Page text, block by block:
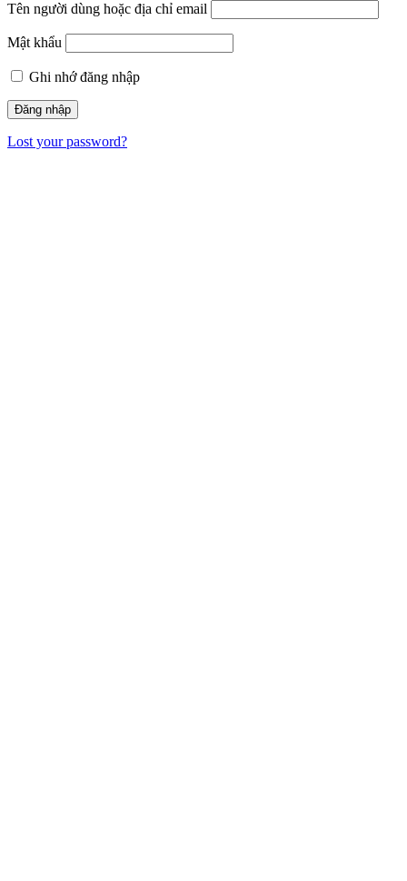
Tên người dùng hoặc địa chỉ email
Mật khẩu
Ghi nhớ đăng nhập
Lost your password?